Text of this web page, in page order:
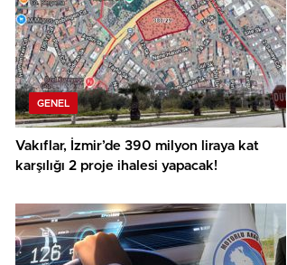
GENEL
Vakıflar, İzmir’de 390 milyon liraya kat
karşılığı 2 proje ihalesi yapacak!